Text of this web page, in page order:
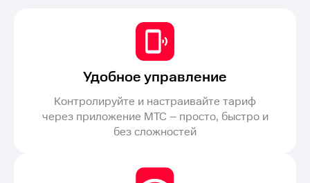
Удобное управление
Контролируйте и настраивайте тариф
через приложение МТС – просто, быстро и
без сложностей